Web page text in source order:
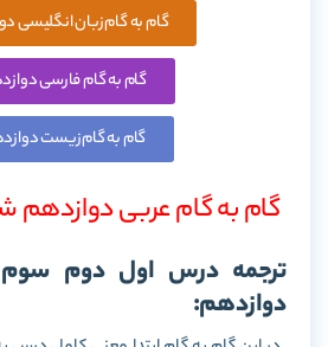
گام به گام زبان انگلیسی
گام به گام فارسی
گام به گام زیست
گام به گام عربی
ترجمه درس اول دوم
دوازدهم: